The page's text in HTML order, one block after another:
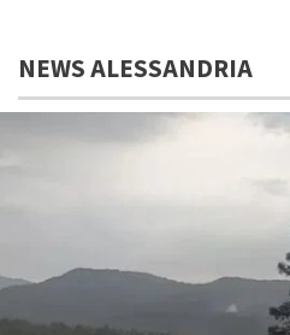
NEWS ALESSANDRIA